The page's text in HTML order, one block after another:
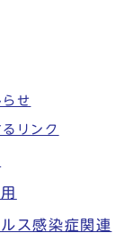
せ
リンク
ス感染症関連